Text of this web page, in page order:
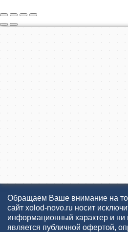
Обращаем Ваше внимание на
сайт xolod-novo.ru носит
информационный характер и ни
является публичной офертой,